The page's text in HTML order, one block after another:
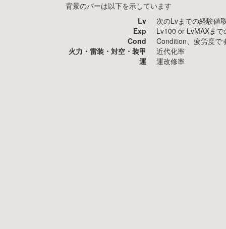
背景のバーは以下を示しています
Lv
次のLvまでの経験値
Exp
Lv100 or LvMAXま
Cond
Condition、疲労度で
火力・雷装・対空・装甲
近代化率
運
運改修率